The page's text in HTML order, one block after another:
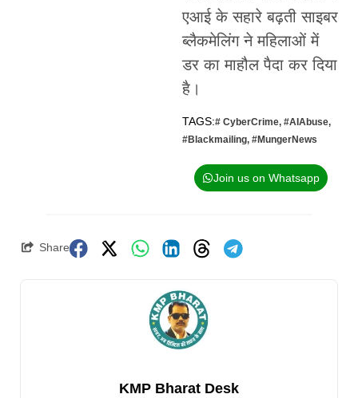
एआई के सहारे बढ़ती साइबर
ब्लैकमेलिंग ने महिलाओं में
डर का माहौल पैदा कर दिया
है।
TAGS:# CyberCrime, #AIAbuse,
#Blackmailing, #MungerNews
Join us on Whatsapp
Share
KMP Bharat Desk